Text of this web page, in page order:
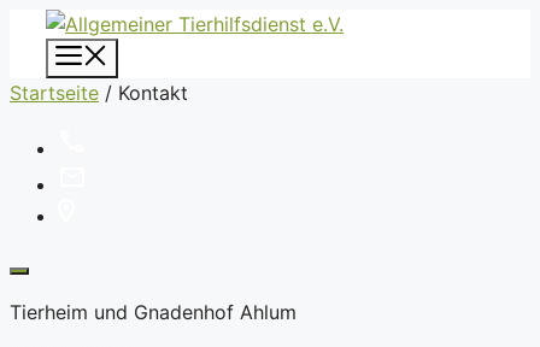
Zum
Inhalt
springen
Startseite / Kontakt
Tierheim und Gnadenhof Ahlum